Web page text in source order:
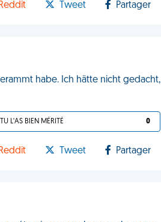
Reddit Tweet Partager
habe. Ich hätte nicht gedacht,
TU L'AS BIEN MÉRITÉ 0
Reddit Tweet Partager